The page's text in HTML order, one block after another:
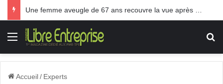
Menu
Accueil/ Experts